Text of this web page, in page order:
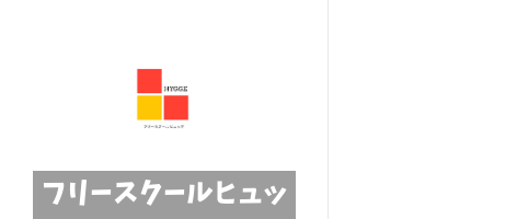
フリースクールヒュッ